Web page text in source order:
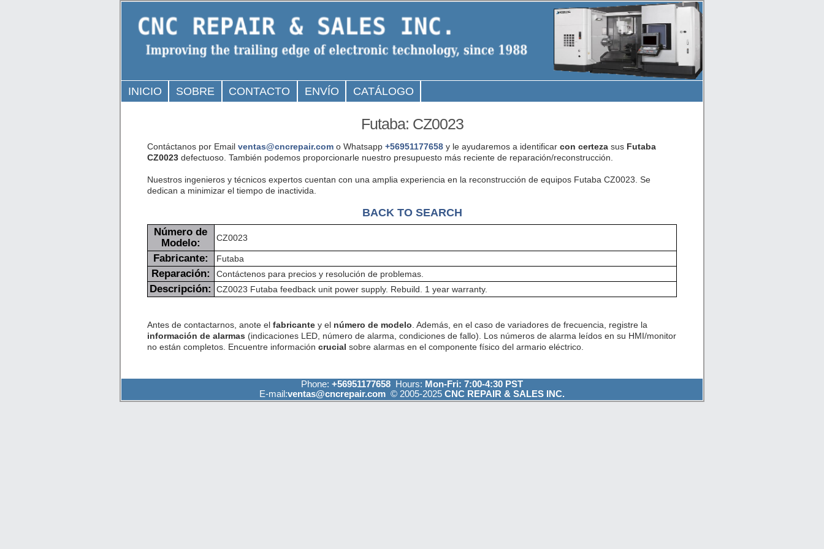
INICIO SOBRE CONTACTO ENVÍO CATÁLOGO
Futaba: CZ0023
Contáctanos por Email ventas@cncrepair.como Whatsapp +56951177658y le ayudaremos a identificar con certezasus Futaba
CZ0023defectuoso. También podemos proporcionarle nuestro presupuesto más reciente de reparación/reconstrucción.
Nuestros ingenieros y técnicos expertos cuentan con una amplia experiencia en la reconstrucción de equipos Futaba CZ0023. Se
dedican a minimizar el tiempo de inactivida.
BACK TO SEARCH
Número de
Modelo:
CZ0023
Fabricante: Futaba
Reparación: Contáctenos para precios y resolución de problemas.
Descripción: CZ0023 Futaba feedback unit power supply. Rebuild. 1 year warranty.
Antes de contactarnos, anote el fabricantey el número de modelo . Además, en el caso de variadores de frecuencia, registre la
información de alarmas (indicaciones LED, número de alarma, condiciones de fallo). Los números de alarma leídos en su HMI/monitor
no están completos. Encuentre información crucial sobre alarmas en el componente físico del armario eléctrico.
Phone: +56951177658 Hours: Mon-Fri: 7:00-4:30 PST
E-mail:ventas@cncrepair.com © 2005-2025 CNC REPAIR & SALES INC.